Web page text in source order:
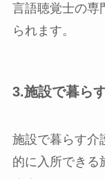
言語聴覚士の専
られます。
3.施設で暮ら
施設で暮らす介
的に入所できる